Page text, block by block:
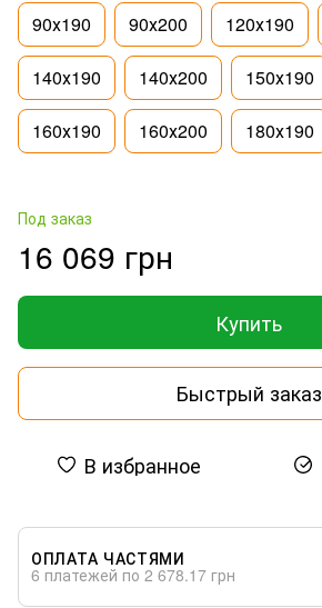
90х190 90х200 120х190
140х190 140х200 150х190
160х190 160х200 180х190
Под заказ
16 069 грн
Купить
Быстрый заказ
В избранное
ОПЛАТА ЧАСТЯМИ
6 платежей по 2 678.17 грн